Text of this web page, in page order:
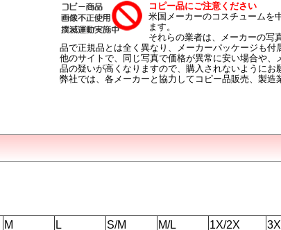
コピー品にご注意ください
米国メーカーのコスチュームを
ます。
それらの業者は、メーカーの写
品で正規品とは全く異なり、メーカーパッケージも付
他のサイトで、同じ写真で価格が異常に安い場合や
品の疑いが高くなりますので、購入されないようにお
弊社では、各メーカーと協力してコピー品販売、製造
M L S/M M/L 1X/2X